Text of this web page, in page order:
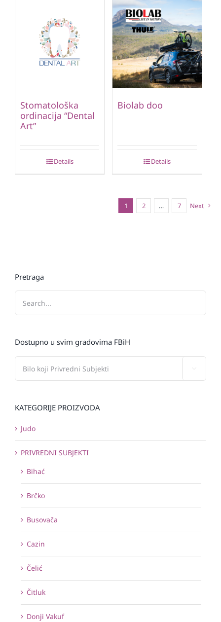
Stomatološka
ordinacija “Dental
Art”
Details
Biolab doo
Details
1 2 … 7 Next
Pretraga
Dostupno u svim gradovima FBiH
KATEGORIJE PROIZVODA
Judo
PRIVREDNI SUBJEKTI
Bihać
Brčko
Busovača
Cazin
Čelić
Čitluk
Donji Vakuf